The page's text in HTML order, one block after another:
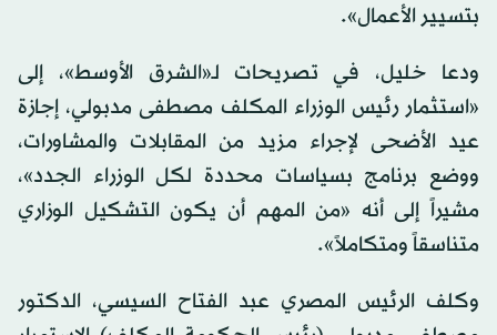
بتسيير الأعمال».
ودعا خليل، في تصريحات لـ«الشرق الأوسط»، إلى
«استثمار رئيس الوزراء المكلف مصطفى مدبولي، إجازة
عيد الأضحى لإجراء مزيد من المقابلات والمشاورات،
ووضع برنامج بسياسات محددة لكل الوزراء الجدد»،
مشيراً إلى أنه «من المهم أن يكون التشكيل الوزاري
متناسقاً ومتكاملاً».
وكلف الرئيس المصري عبد الفتاح السيسي، الدكتور